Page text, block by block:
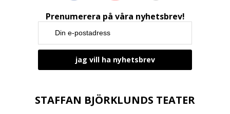
Prenumerera på våra nyhetsbrev!
STAFFAN BJÖRKLUNDS TEATER